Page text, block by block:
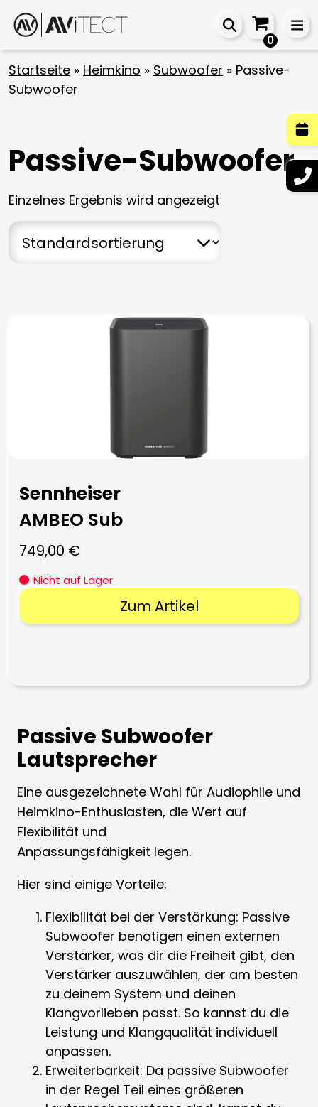
0
Startseite » Heimkino » Subwoofer » Passive-
Subwoofer
Passive-Subwoofer
Einzelnes Ergebnis wird angezeigt
Sennheiser
AMBEO Sub
749,00 €
Nicht auf Lager
Zum Artikel
Passive Subwoofer
Lautsprecher
Eine ausgezeichnete Wahl für Audiophile und
Heimkino-Enthusiasten, die Wert auf
Flexibilität und
Anpassungsfähigkeit legen.
Hier sind einige Vorteile:
Flexibilität bei der Verstärkung: Passive
Subwoofer benötigen einen externen
Verstärker, was dir die Freiheit gibt, den
Verstärker auszuwählen, der am besten
zu deinem System und deinen
Klangvorlieben passt. So kannst du die
Leistung und Klangqualität individuell
anpassen.
Erweiterbarkeit: Da passive Subwoofer
in der Regel Teil eines größeren